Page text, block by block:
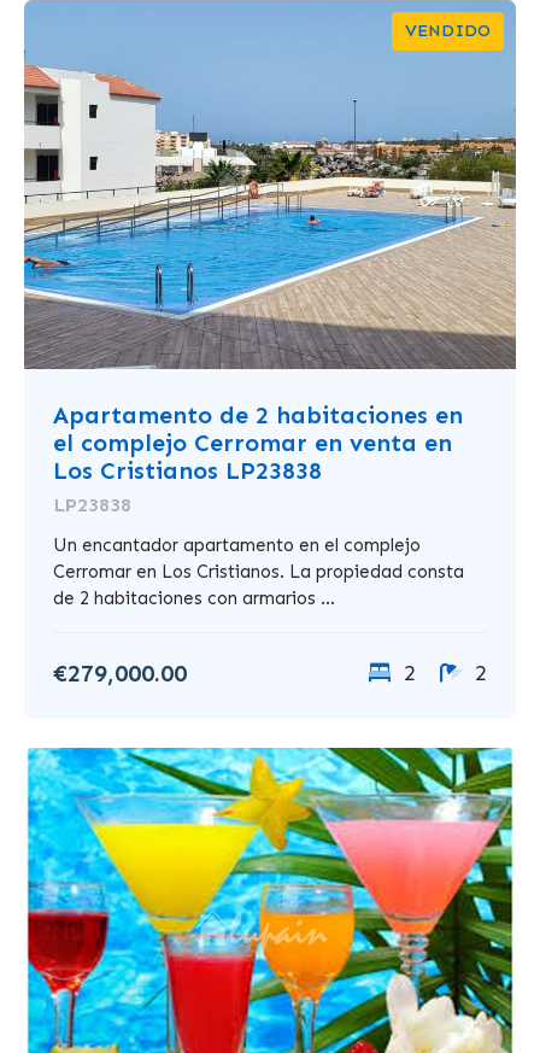
VENDIDO
Apartamento de 2 habitaciones en
el complejo Cerromar en venta en
Los Cristianos LP23838
LP23838
Un encantador apartamento en el complejo
Cerromar en Los Cristianos. La propiedad consta
de 2 habitaciones con armarios ...
€279,000.00 2 2